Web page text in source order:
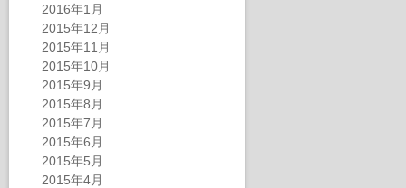
2016年1月
2015年12月
2015年11月
2015年10月
2015年9月
2015年8月
2015年7月
2015年6月
2015年5月
2015年4月